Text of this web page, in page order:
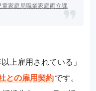
家庭局職業家庭両立課
上雇用されている」
との雇用契約です。